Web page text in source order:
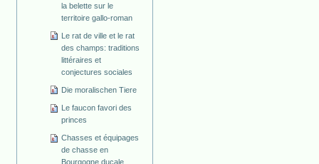
la belette sur le
territoire gallo-roman
Le rat de ville et le rat
des champs: traditions
littéraires et
conjectures sociales
Die moralischen Tiere
Le faucon favori des
princes
Chasses et équipages
de chasse en
Bourgogne ducale